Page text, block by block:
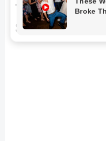
Tata Cara dan
Sholat Taubat